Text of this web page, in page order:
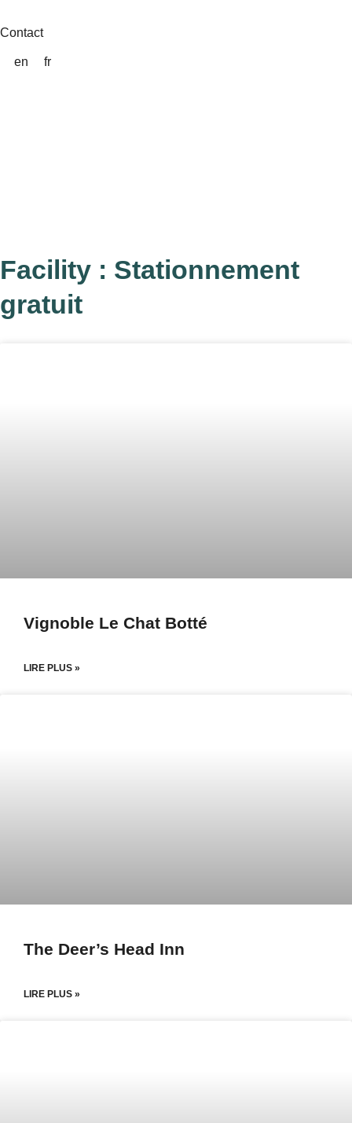
au
Contact
en fr
Facility : Stationnement
gratuit
Vignoble Le Chat Botté
LIRE PLUS »
The Deer’s Head Inn
LIRE PLUS »